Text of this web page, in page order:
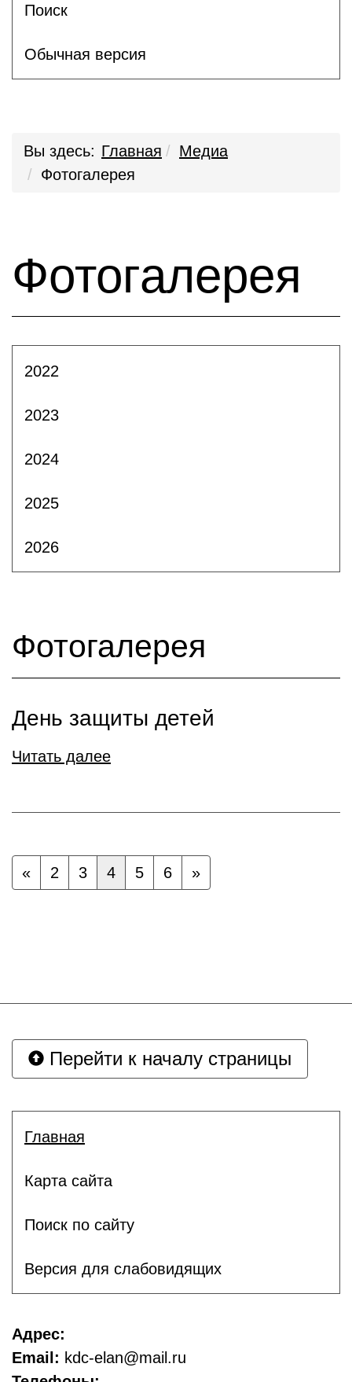
Поиск
Обычная версия
Вы здесь: Главная
Медиа
Фотогалерея
Фотогалерея
2022
2023
2024
2025
2026
Фотогалерея
День защиты детей
Читать далее
« 2 3 4 5 6 »
Перейти к началу страницы
Главная
Карта сайта
Поиск по сайту
Версия для слабовидящих
Адрес:
Email: kdc-elan@mail.ru